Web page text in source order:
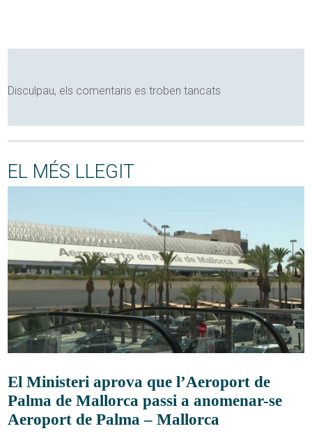
Disculpau, els comentaris es troben tancats
EL MÉS LLEGIT
El Ministeri aprova que l’Aeroport de
Palma de Mallorca passi a anomenar-se
Aeroport de Palma – Mallorca